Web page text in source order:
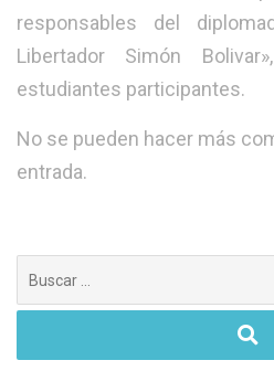
responsables del
Libertador Simón
estudiantes participantes.
No se pueden hacer más
entrada.